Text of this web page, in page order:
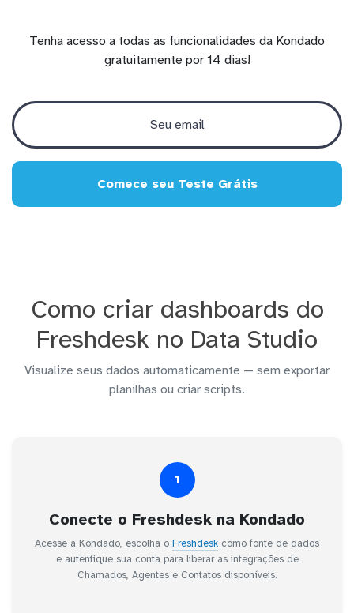
Tenha acesso a todas as funcionalidades da Kondado
gratuitamente por 14 dias!
Comece seu Teste Grátis
Como criar dashboards do
Freshdesk no Data Studio
Visualize seus dados automaticamente — sem exportar
planilhas ou criar scripts.
1
Conecte o Freshdesk na Kondado
Acesse a Kondado, escolha o Freshdesk como fonte de dados
e autentique sua conta para liberar as integrações de
Chamados, Agentes e Contatos disponíveis.